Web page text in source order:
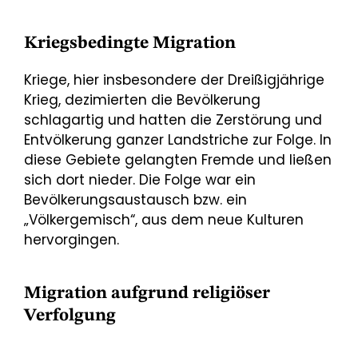
Kriegsbedingte Migration
Kriege, hier insbesondere der Dreißigjährige
Krieg, dezimierten die Bevölkerung
schlagartig und hatten die Zerstörung und
Entvölkerung ganzer Landstriche zur Folge. In
diese Gebiete gelangten Fremde und ließen
sich dort nieder. Die Folge war ein
Bevölkerungsaustausch bzw. ein
„Völkergemisch“, aus dem neue Kulturen
hervorgingen.
Migration aufgrund religiöser
Verfolgung